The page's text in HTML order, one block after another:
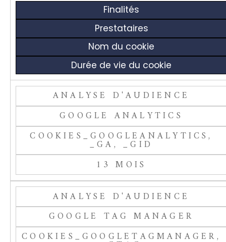
Finalités
Prestataires
Nom du cookie
Durée de vie du cookie
ANALYSE D'AUDIENCE
GOOGLE ANALYTICS
COOKIES_GOOGLEANALYTICS,
_GA, _GID
13 MOIS
ANALYSE D'AUDIENCE
GOOGLE TAG MANAGER
COOKIES_GOOGLETAGMANAGER,